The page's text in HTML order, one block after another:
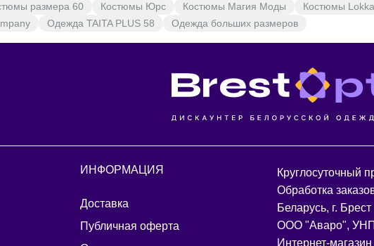
размера 60 Костюмы Юрс Костюмы Магия Моды Костюмы Lokka
Одежда TAITA PLUS 58 Одежда больших размеров
ИНФОРМАЦИЯ
Доставка
Публичная оферта
Круглосуточный
Обработка
Беларусь, г.
ООО "Аваро",
Интернет-